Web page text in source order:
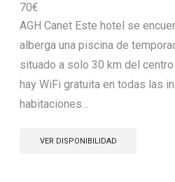
70€
AGH Canet Este hotel se
alberga una piscina de
situado a solo 30 km del
hay WiFi gratuita en todas las
habitaciones...
VER DISPONIBILIDAD